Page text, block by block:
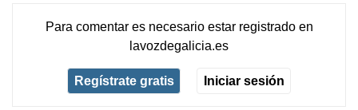
Para comentar es necesario estar registradoen
lavozdegalicia.es
Regístrate gratis Iniciar sesión